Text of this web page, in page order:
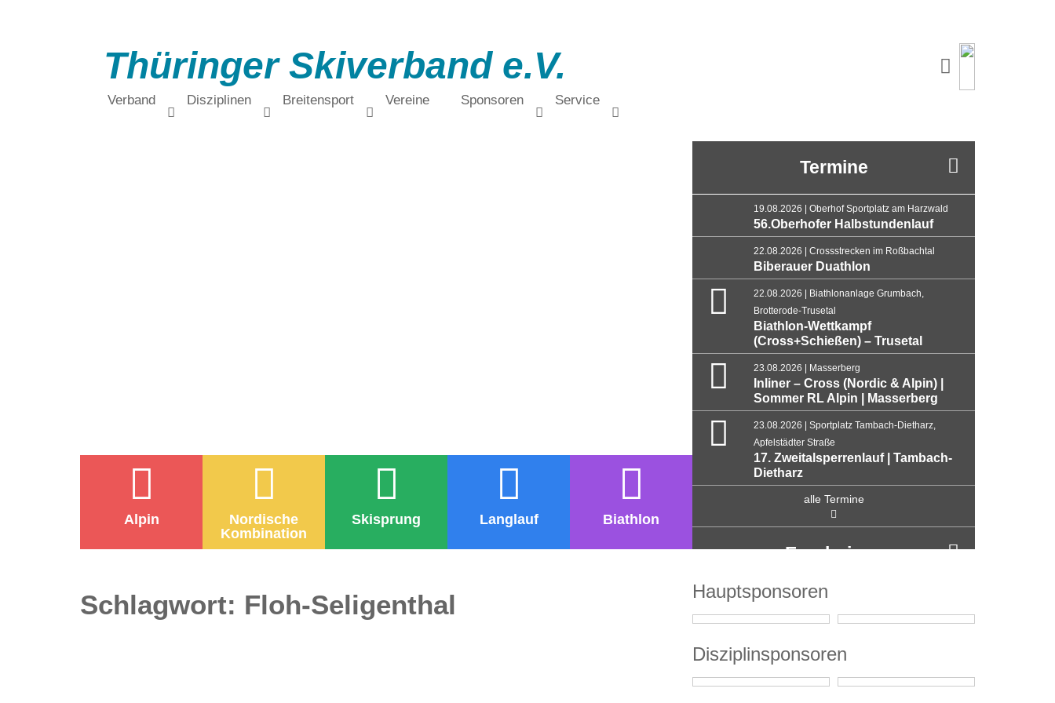
Thüringer Skiverband e.V.
Verband Disziplinen Breitensport Vereine Sponsoren Service
Alpin
Nordische
Kombination
Skisprung Langlauf Biathlon
Termine
19.08.2026 | Oberhof Sportplatz am Harzwald
56.Oberhofer Halbstundenlauf
22.08.2026 | Crossstrecken im Roßbachtal
Biberauer Duathlon
22.08.2026 | Biathlonanlage Grumbach,
Brotterode-Trusetal
Biathlon-Wettkampf
(Cross+Schießen) – Trusetal
23.08.2026 | Masserberg
Inliner – Cross (Nordic & Alpin) |
Sommer RL Alpin | Masserberg
23.08.2026 | Sportplatz Tambach-Dietharz,
Apfelstädter Straße
17. Zweitalsperrenlauf | Tambach-
Dietharz
alle Termine
Ergebnisse
Schlagwort: Floh-Seligenthal Hauptsponsoren
Disziplinsponsoren